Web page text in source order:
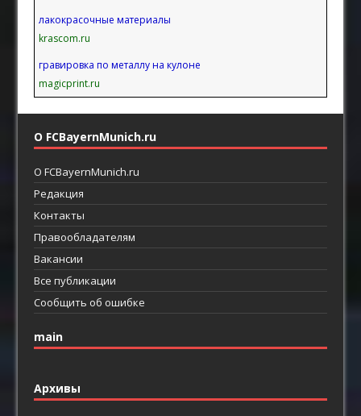
лакокрасочные материалы
krascom.ru
гравировка по металлу на кулоне
magicprint.ru
О FCBayernMunich.ru
О FCBayernMunich.ru
Редакция
Контакты
Правообладателям
Вакансии
Все публикации
Сообщить об ошибке
main
Архивы